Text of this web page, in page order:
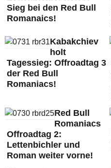
Sieg bei den Red Bull
Romanaics!
Kabakchiev
holt
Tagessieg: Offroadtag 3
der Red Bull
Romaniacs!
Red Bull
Romaniacs
Offroadtag 2:
Lettenbichler und
Roman weiter vorne!